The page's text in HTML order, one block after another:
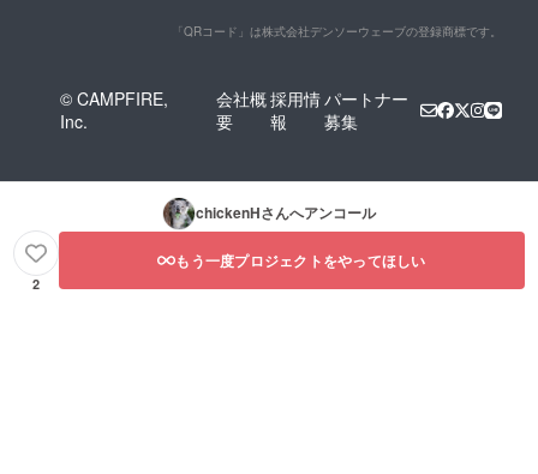
「QRコード」は株式会社デンソーウェーブの登録商標です。
© CAMPFIRE,
Inc.
会社概
要
採用情
報
パートナー
募集
chickenHさんへアンコール
2
もう一度プロジェクトをやってほしい